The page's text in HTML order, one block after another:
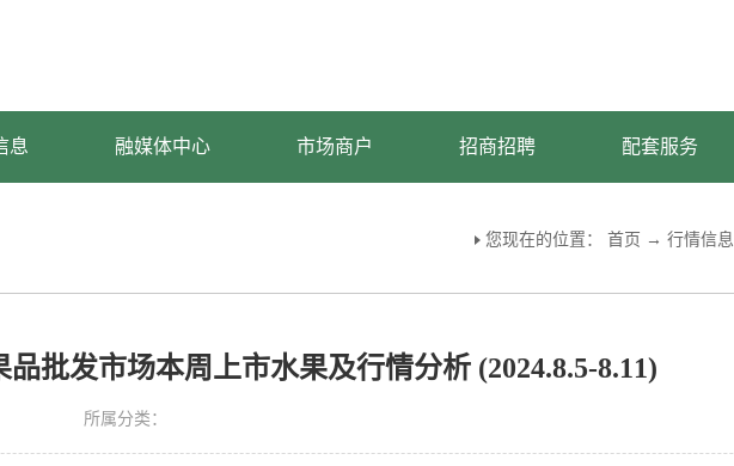
息 融媒体中心 市场商户 招商招聘 配套服务
您现在的位置： 首页 → 行情信息
品批发市场本周上市水果及行情分析 (2024.8.5-8.11)
所属分类：